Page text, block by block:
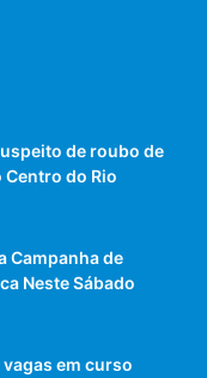
de roubo de
do Rio
Campanha de
Neste Sábado
em curso